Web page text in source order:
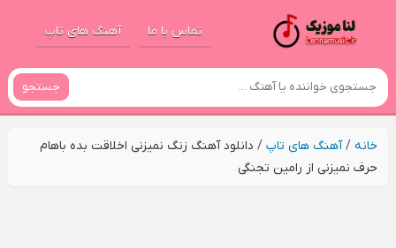
تماس با ما آهنگ های تاپ
جستجو
خانه/آهنگ های تاپ/ دانلود آهنگ زنگ نمیزنی اخلاقت بده باهام
حرف نمیزنی از رامین تجنگی